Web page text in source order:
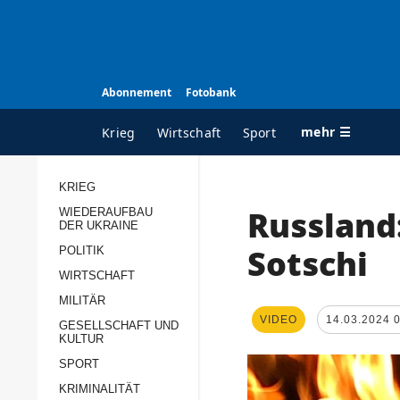
Abonnement Fotobank
Krieg Wirtschaft Sport mehr ☰
ALLE RUBRIKEN
Wiederaufbau der
Politik
Militär
KRIEG
WIEDERAUFBAU
DER UKRAINE
POLITIK
WIRTSCHAFT
MILITÄR
GESELLSCHAFT UND
KULTUR
SPORT
KRIMINALITÄT
Sotschi
VIDEO 14.03.2024